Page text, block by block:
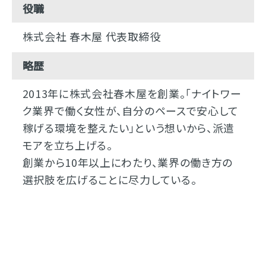
役職
株式会社 春木屋 代表取締役
略歴
2013年に株式会社春木屋を創業。「ナイトワー
ク業界で働く女性が、自分のペースで安心して
稼げる環境を整えたい」という想いから、派遣
モアを立ち上げる。
創業から10年以上にわたり、業界の働き方の
選択肢を広げることに尽力している。